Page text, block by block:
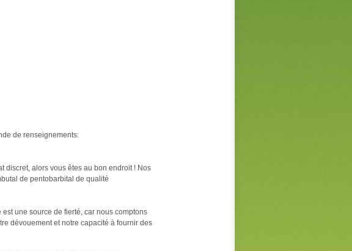
de renseignements:
discret, alors vous êtes au bon endroit ! Nos
de pentobarbital de qualité
une source de fierté, car nous comptons
dévouement et notre capacité à fournir des